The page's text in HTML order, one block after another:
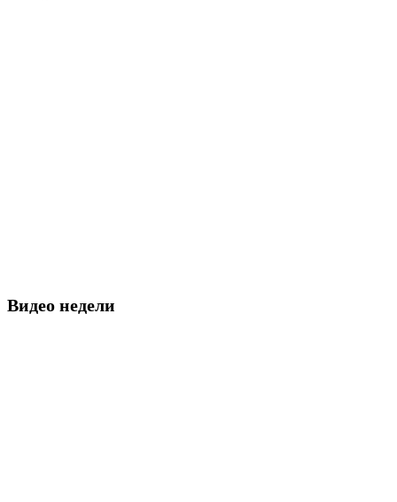
Видео недели